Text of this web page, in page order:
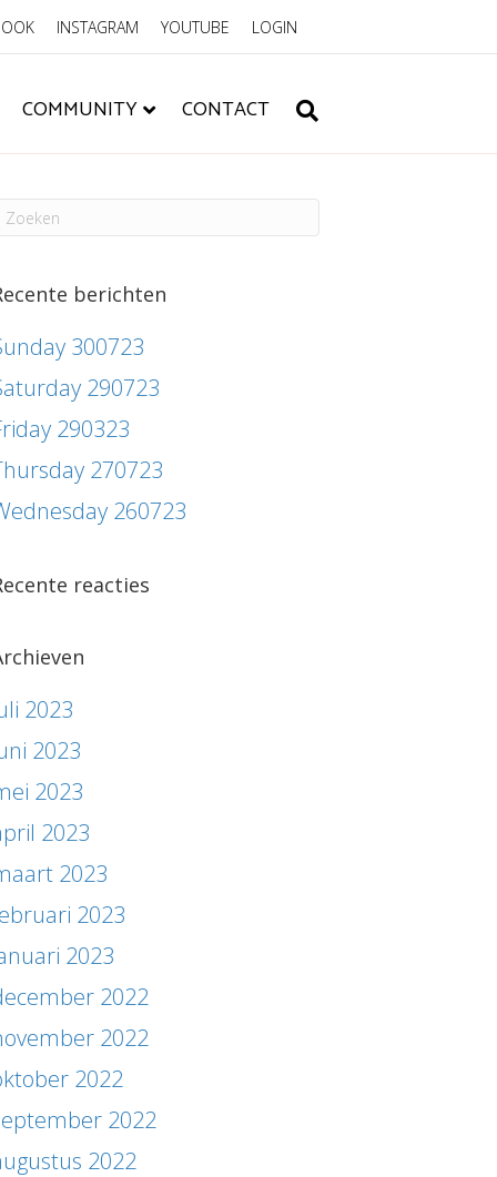
INSTAGRAM YOUTUBE LOGIN
COMMUNITY CONTACT
berichten
300723
290723
290323
270723
260723
reacties
2023
2023
2023
2023
2023
2023
2023
2022
2022
2022
2022
2022